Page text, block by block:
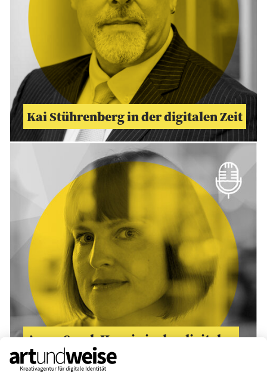
Kai Stührenberg in der digitalen Zeit
Anna-Sarah Hennig in der digitalen
Zeit